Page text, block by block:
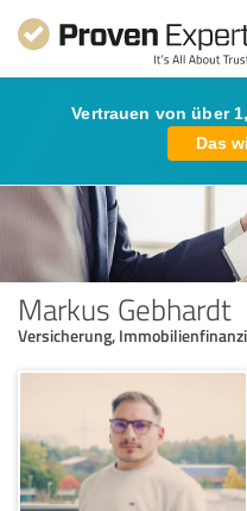
Vertrauen von über
Das
Markus Gebhardt
Versicherung,